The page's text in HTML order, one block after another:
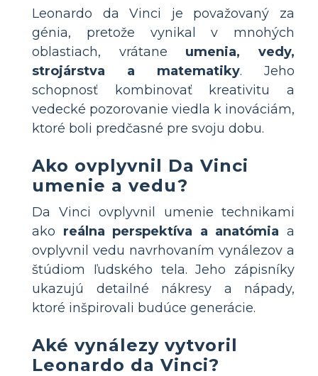
Leonardo da Vinci je považovaný za
génia, pretože vynikal v mnohých
oblastiach, vrátane umenia, vedy,
strojárstva a matematiky. Jeho
schopnosť kombinovať kreativitu a
vedecké pozorovanie viedla k inováciám,
ktoré boli predčasné pre svoju dobu.
Ako ovplyvnil Da Vinci
umenie a vedu?
Da Vinci ovplyvnil umenie technikami
ako reálna perspektíva a anatómia a
ovplyvnil vedu navrhovaním vynálezov a
štúdiom ľudského tela. Jeho zápisníky
ukazujú detailné nákresy a nápady,
ktoré inšpirovali budúce generácie.
Aké vynálezy vytvoril
Leonardo da Vinci?